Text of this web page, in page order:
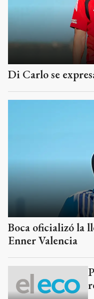
Di Carlo se
Boca oficializó la
Enner Valencia